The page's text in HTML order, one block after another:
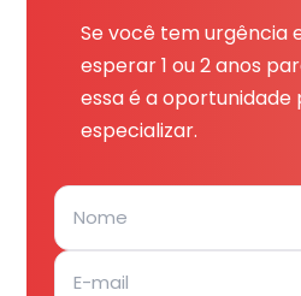
Se você tem urgência
esperar 1 ou 2 anos
essa é a oportunidade
especializar.